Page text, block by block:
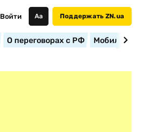
Войти Аа Поддержать ZN.ua
О переговорах с РФ